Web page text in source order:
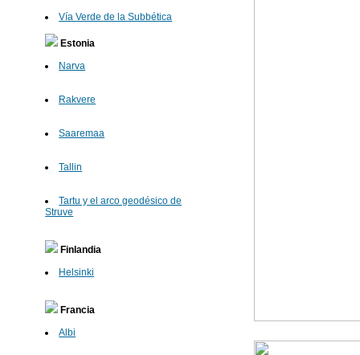
Vía Verde de la Subbética
Estonia
Narva
Rakvere
Saaremaa
Tallin
Tartu y el arco geodésico de
Struve
Finlandia
Helsinki
Francia
Albi